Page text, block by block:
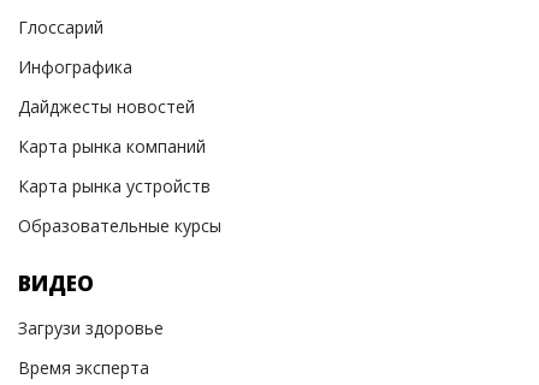
Глоссарий
Инфографика
Дайджесты новостей
Карта рынка компаний
Карта рынка устройств
Образовательные курсы
ВИДЕО
Загрузи здоровье
Время эксперта